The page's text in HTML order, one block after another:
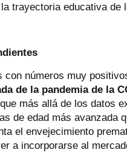
trayectoria educativa de
con números muy
de la pandemia de la
más allá de los datos
de edad más avanzada
el envejecimiento
a incorporarse al